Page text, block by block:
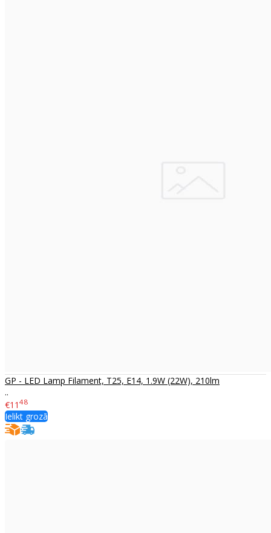
GP - LED Lamp Filament, T25, E14, 1.9W (22W), 210lm
..
€11 48
Ielikt grozā